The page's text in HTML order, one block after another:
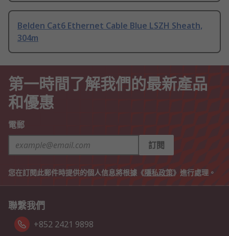
Belden Cat6 Ethernet Cable Blue LSZH Sheath,
304m
第一時間了解我們的最新產品
和優惠
電郵
訂閱
您在訂閱此郵件時提供的個人信息將根據《隱私政策》進行處理。
聯繫我們
+852 2421 9898